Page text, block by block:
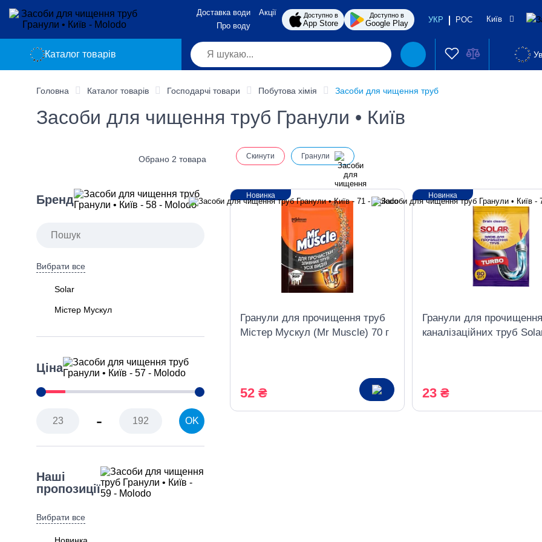
Доставка води
Акції
Про воду
Доступно в
App Store
Доступно в
Google Play УКР РОС Київ
Каталог товарів
Головна Каталог товарів Господарчі товари Побутова хімія Засоби для чищення труб
Засоби для чищення труб Гранули • Київ
Ціна
- OK
Бренд
Вибрати все
Solar
Містер Мускул
Наші
пропозиції
Вибрати все
Обрано 2 товара Скинути Гранули
Гранули для прочищення труб
Містер Мускул (Mr Muscle) 70 г
52 ₴
Новинка
Гранули для
каналізаційних труб
23 ₴
Новинка